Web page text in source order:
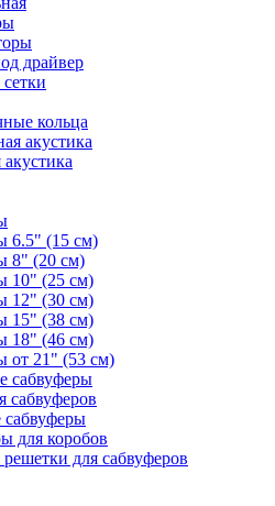
драйвер
кольца
акустика
6.5" (15 см)
8" (20 см)
10" (25 см)
12" (30 см)
15" (38 см)
18" (46 см)
от 21" (53 см)
сабвуферы
сабвуферов
для коробов
для сабвуферов